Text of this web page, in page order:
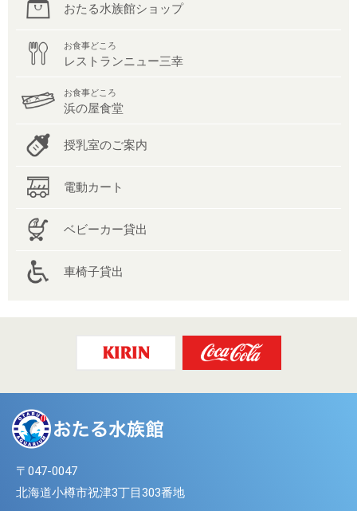
おたる水族館ショップ
お食事どころ
レストランニュー三幸
お食事どころ
浜の屋食堂
授乳室のご案内
電動カート
ベビーカー貸出
車椅子貸出
〒047-0047
北海道小樽市祝津3丁目303番地